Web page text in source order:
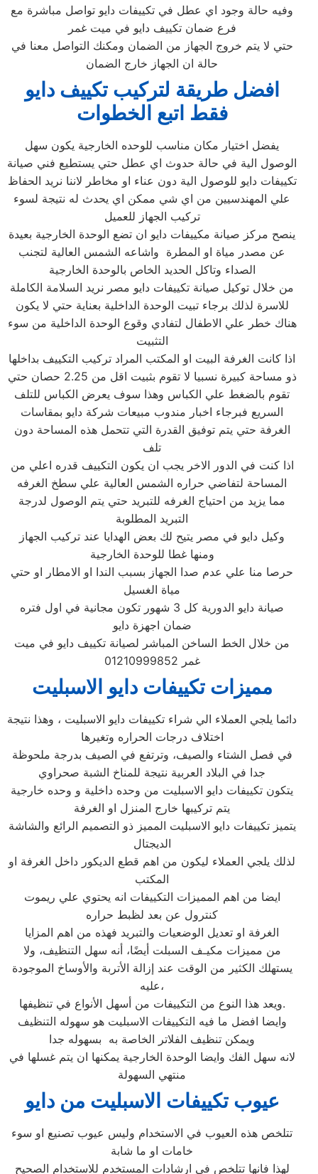
وفيه حالة وجود اي عطل في تكييفات دايو تواصل مباشرة مع
فرع ضمان تكييف دايو في ميت غمر
حتي لا يتم خروج الجهاز من الضمان ومكنك التواصل معنا في
حالة ان الجهاز خارج الضمان
افضل طريقة لتركيب تكييف دايو
فقط اتبع الخطوات
يفضل اختيار مكان مناسب للوحده الخارجية يكون سهل
الوصول الية في حالة حدوث اي عطل حتي يستطيع فني صيانة
تكييفات دايو للوصول الية دون عناء او مخاطر لاننا نريد الحفاظ
علي المهندسيين من اي شي ممكن اي يحدث له نتيجة لسوء
تركيب الجهاز للعميل
ينصح مركز صيانة مكييفات دايو ان تضع الوحدة الخارجية بعيدة
عن مصدر مياة او المطرة واشاعه الشمس العالية لتجنب
الصداء وتاكل الحديد الخاص بالوحدة الخارجية
من خلال توكيل صيانة تكييفات دايو مصر نريد السلامة الكاملة
للاسرة لذلك برجاء تبيت الوحدة الداخلية بعناية حتي لا يكون
هناك خطر علي الاطفال لتفادي وقوع الوحدة الداخلية من سوء
التثبيت
اذا كانت الغرفة البيت او المكتب المراد تركيب التكييف بداخلها
ذو مساحة كبيرة نسبيا لا تقوم بثبيت اقل من 2.25 حصان حتي
تقوم بالضغط علي الكباس وهذا سوف يعرض الكباس للتلف
السريع فبرجاء اخبار مندوب مبيعات شركة دايو بمقاسات
الغرفة حتي يتم توفيق القدرة التي تتحمل هذه المساحة دون
تلف
اذا كنت في الدور الاخر يجب ان يكون التكييف قدره اعلي من
المساحة لتفاضي حراره الشمس العالية علي سطخ الغرفه
مما يزيد من احتياج الغرفه للتبريد حتي يتم الوصول لدرجة
التبريد المطلوبة
وكيل دايو في مصر يتيح لك بعض الهدايا عند تركيب الجهاز
ومنها غطا للوحدة الخارجية
حرصا منا علي عدم صدا الجهاز بسبب الندا او الامطار او حتي
مياة الغسيل
صيانة دايو الدورية كل 3 شهور تكون مجانية في اول فتره
ضمان اجهزة دايو
من خلال الخط الساخن المباشر لصيانة تكييف دايو في ميت
غمر 01210999852
مميزات تكييفات دايو الاسبليت
دائما يلجي العملاء الي شراء تكييفات دايو الاسبليت ، وهذا نتيجة
اختلاف درجات الحراره وتغيرها
في فصل الشتاء والصيف، وترتفع في الصيف بدرجة ملحوظة
جدا في البلاد العربية نتيجة للمناخ الشبة صحراوي
يتكون تكييفات دايو الاسبليت من وحده داخلية و وحده خارجية
يتم تركيبها خارج المنزل او الغرفة
يتميز تكييفات دايو الاسبليت المميز ذو التصميم الرائع والشاشة
الديجتال
لذلك يلجي العملاء ليكون من اهم قطع الديكور داخل الغرفة او
المكتب
ايضا من اهم المميزات التكييفات انه يحتوي علي ريموت
كنترول عن بعد لظبط حراره
الغرفة او تعديل الوضعيات والتبريد فهذه من اهم المزايا
من مميزات مكيـف السبلت أيضًا، أنه سهل التنظيف، ولا
يستهلك الكثير من الوقت عند إزالة الأتربة والأوساخ الموجودة
عليه،
ويعد هذا النوع من التكييفات من أسهل الأنواع في تنظيفها.
وايضا افضل ما فيه التكييفات الاسبليت هو سهوله التنظيف
ويمكن تنظيف الفلاتر الخاصة به بسهوله جدا
لانه سهل الفك وايضا الوحدة الخارجية يمكنها ان يتم غسلها في
منتهي السهولة
عيوب تكييفات الاسبليت من دايو
تتلخص هذه العيوب في الاستخدام وليس عيوب تصنيع او سوء
خامات او ما شابة
لهذا فانها تتلخص في ارشادات المستخدم للاستخدام الصحيح